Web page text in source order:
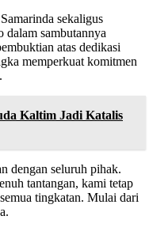
sekaligus
dalam sambutannya
atas dedikasi
memperkuat komitmen
Kaltim Jadi Katalis
dengan seluruh pihak.
tantangan, kami tetap
tingkatan. Mulai dari